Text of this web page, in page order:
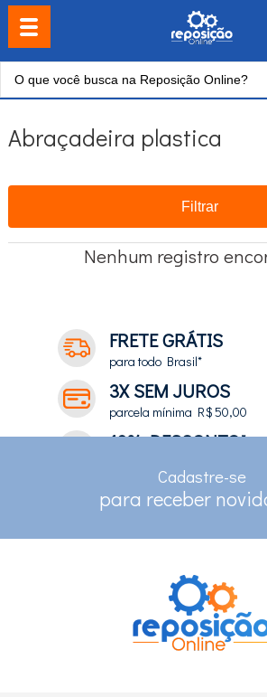
Abraçadeira plastica
Filtrar
Nenhum registro
FRETE GRÁTIS
para todo Brasil*
3X SEM JUROS
parcela mínima R$ 50,00
10% DESCONTO*
RASTREAMENTO
Cadastre-se
para receber